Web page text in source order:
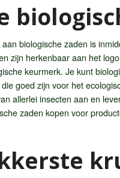
biologische zaden is
zijn herkenbaar aan het
keurmerk. Je kunt
goed zijn voor het
allerlei insecten aan en
zaden kopen voor